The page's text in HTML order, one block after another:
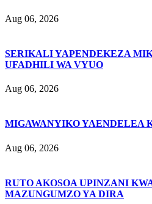
Aug 06, 2026
SERIKALI YAPENDEKEZA
UFADHILI WA VYUO
Aug 06, 2026
MIGAWANYIKO YAENDELEA
Aug 06, 2026
RUTO AKOSOA UPINZANI
MAZUNGUMZO YA DIRA